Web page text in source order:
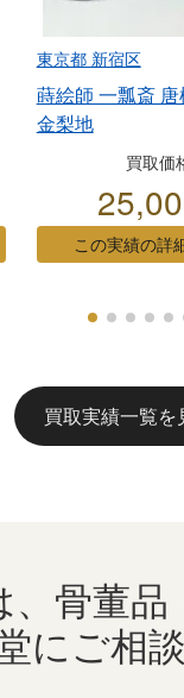
東京都 新宿区
蒔絵師 一瓢斎
金梨地
買取価
この実績の詳
買取実績一覧を
骨董品
にご相